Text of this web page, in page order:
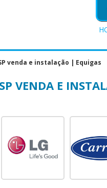
venda e instalação | Equigas
VENDA E